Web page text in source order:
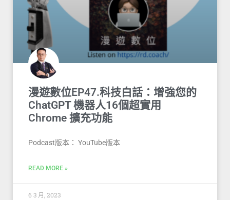
漫遊數位EP47.科技白話：增強您的
ChatGPT 機器人16個超實用
Chrome 擴充功能
Podcast版本： YouTube版本
READ MORE »
6 3 月, 2023